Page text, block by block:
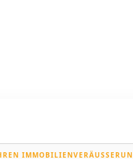
IMMOBILIENVERÄUSSERUNG